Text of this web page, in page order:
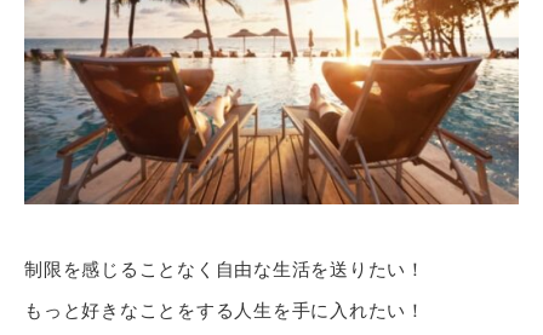
制限を感じることなく自由な生活を送りたい！
もっと好きなことをする人生を手に入れたい！